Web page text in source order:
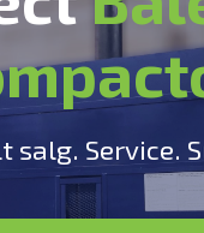
salg. Service.